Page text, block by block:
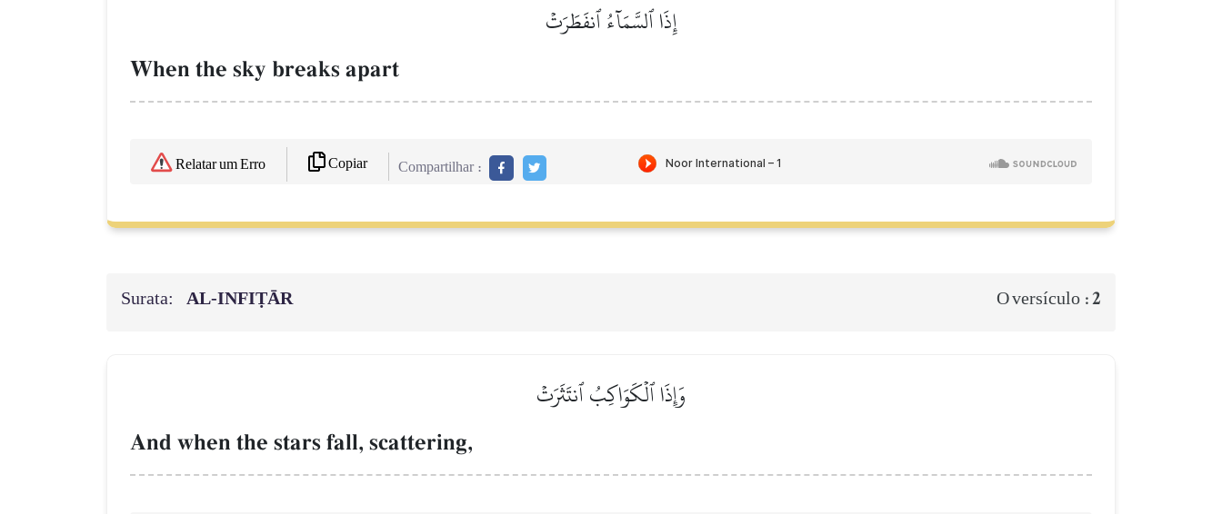
إِذَا ٱلسَّمَآءُ ٱنفَطَرَتۡ
When the sky breaks apart
Relatar um Erro Copiar Compartilhar :
Surata: AL‑INFIṬĀR O versículo :2
وَإِذَا ٱلۡكَوَاكِبُ ٱنتَثَرَتۡ
And when the stars fall, scattering,